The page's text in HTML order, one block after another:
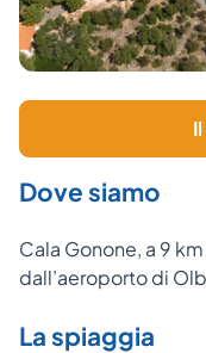
Dove siamo
Cala Gonone, a 9
dall’aeroporto di
La spiaggia